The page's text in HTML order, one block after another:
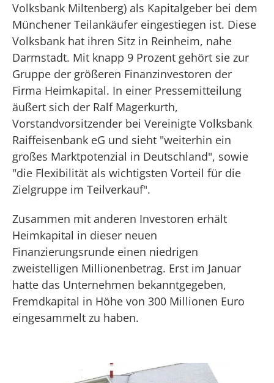
Volksbank Miltenberg) als Kapitalgeber bei dem
Münchener Teilankäufer eingestiegen ist. Diese
Volksbank hat ihren Sitz in Reinheim, nahe
Darmstadt. Mit knapp 9 Prozent gehört sie zur
Gruppe der größeren Finanzinvestoren der
Firma Heimkapital. In einer Pressemitteilung
äußert sich der Ralf Magerkurth,
Vorstandvorsitzender bei Vereinigte Volksbank
Raiffeisenbank eG und sieht "weiterhin ein
großes Marktpotenzial in Deutschland", sowie
"die Flexibilität als wichtigsten Vorteil für die
Zielgruppe im Teilverkauf".
Zusammen mit anderen Investoren erhält
Heimkapital in dieser neuen
Finanzierungsrunde einen niedrigen
zweistelligen Millionenbetrag. Erst im Januar
hatte das Unternehmen bekanntgegeben,
Fremdkapital in Höhe von 300 Millionen Euro
eingesammelt zu haben.